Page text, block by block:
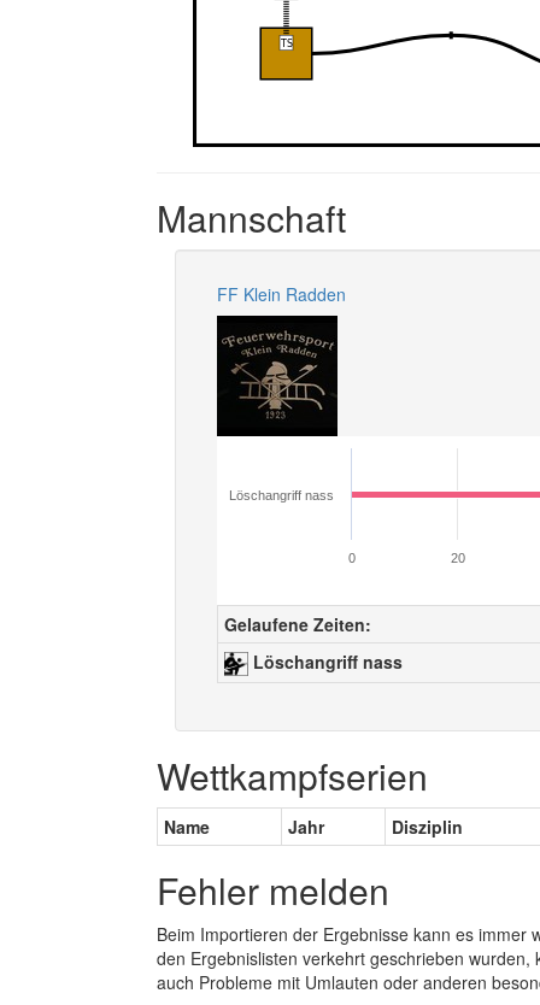
Mannschaft
FF Klein Radden
Löschangriff nass
0 20
Gelaufene Zeiten:
Löschangriff nass
Wettkampfserien
Name Jahr Disziplin
Fehler melden
Beim Importieren der Ergebnisse kann es
den Ergebnislisten verkehrt geschrieben
auch Probleme mit Umlauten oder anderen